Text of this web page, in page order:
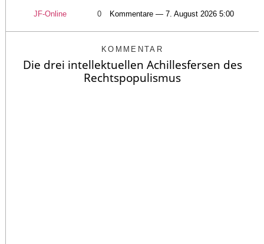
JF-Online 0 Kommentare — 7. August 2026 5:00
KOMMENTAR
Die drei intellektuellen Achillesfersen des
Rechtspopulismus